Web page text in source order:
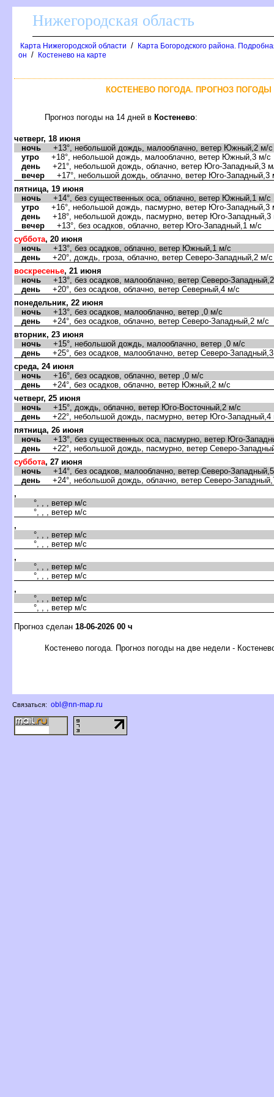
Нижегородская область
Карта Нижегородской области /
Карта Богородского района.
он / Костенево на карте
КОСТЕНЕВО ПОГОДА. ПРОГНОЗ
Прогноз погоды на 14 дней Костенево:
четверг, 18 июня
ночь +13°, небольшой дождь, малооблачно, ветер Южный,2 м/с
утро +18°, небольшой дождь, малооблачно, ветер Южный,3 м/с
день +21°, небольшой дождь, облачно, ветер Юго-Западный,3
ечер +17°, небольшой дождь, облачно, ветер Юго-Западный,3
пятница, 19 июня
ночь +14°, без существенных оса, облачно, ветер Южный,1 м/с
утро +16°, небольшой дождь, пасмурно, ветер Юго-Западный,3
день +18°, небольшой дождь, пасмурно, ветер Юго-Западный,3
ечер +13°, без осадков, облачно, ветер Юго-Западный,1 м/с
суббота, 20 июня
ночь +13°, без осадков, облачно, ветер Южный,1 м/с
день +20°, дождь, гроза, облачно, ветер Северо-Западный,2 м/с
оскресенье, 21 июня
ночь +13°, без осадков, малооблачно, ветер Северо-
день +20°, без осадков, облачно, ветер Северный,4 м/с
понедельник, 22 июня
ночь +13°, без осадков, малооблачно, ветер ,0 м/с
день +24°, без осадков, облачно, ветер Северо-Западный,2 м/с
торник, 23 июня
ночь +15°, небольшой дождь, малооблачно, ветер ,0 м/с
день +25°, без осадков, малооблачно, ветер Северо-
среда, 24 июня
ночь +16°, без осадков, облачно, ветер ,0 м/с
день +24°, без осадков, облачно, ветер Южный,2 м/с
четверг, 25 июня
ночь +15°, дождь, облачно, ветер Юго-Восточный,2 м/с
день +22°, небольшой дождь, пасмурно, ветер Юго-Западный,4
пятница, 26 июня
ночь +13°, без существенных оса, пасмурно, ветер Юго-
день +22°, небольшой дождь, пасмурно, ветер Северо-
суббота, 27 июня
ночь +14°, без осадков, малооблачно, ветер Северо-
день +24°, небольшой дождь, облачно, ветер Северо-
,
°, , , ветер м/с
°, , , ветер м/с
,
°, , , ветер м/с
°, , , ветер м/с
,
°, , , ветер м/с
°, , , ветер м/с
,
°, , , ветер м/с
°, , , ветер м/с
Прогноз сделан 18-06-2026 00 ч
Костенево погода. Прогноз погоды на две недели -
Связаться: obl@nn-map.ru